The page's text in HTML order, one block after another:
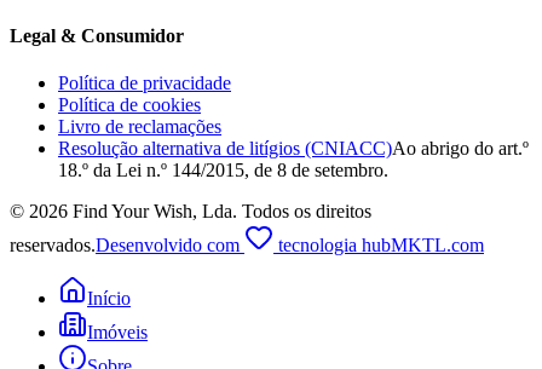
Legal & Consumidor
Política de privacidade
Política de cookies
Livro de reclamações
Resolução alternativa de litígios (CNIACC)Ao abrigo do art.º
18.º da Lei n.º 144/2015, de 8 de setembro.
© 2026 Find Your Wish, Lda. Todos os direitos
reservados.Desenvolvido com tecnologia hubMKTL.com
Início
Imóveis